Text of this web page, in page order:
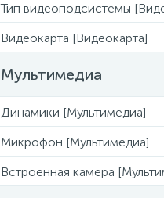
Тип видеоподсистемы
Видеокарта [Видеокарта]
Мультимедиа
Динамики [Мультимедиа]
Микрофон [Мультимедиа]
Встроенная камера